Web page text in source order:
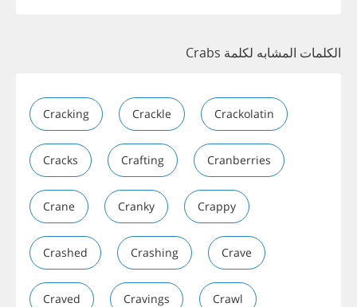
الكلمات المشابه لكلمة Crabs
Cracking Crackle Crackolatin
Cracks Crafting Cranberries
Crane Cranky Crappy
Crashed Crashing Crave
Craved Cravings Crawl